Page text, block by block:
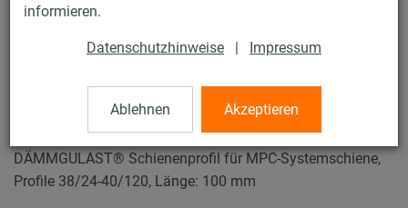
informieren.
Datenschutzhinweise | Impressum
Ablehnen Akzeptieren
DÄMMGULAST®
Schienenprofile
DÄMMGULAST® Schienenprofil für MPC-Systemschiene,
Profile 38/24-40/120, Länge: 100 mm